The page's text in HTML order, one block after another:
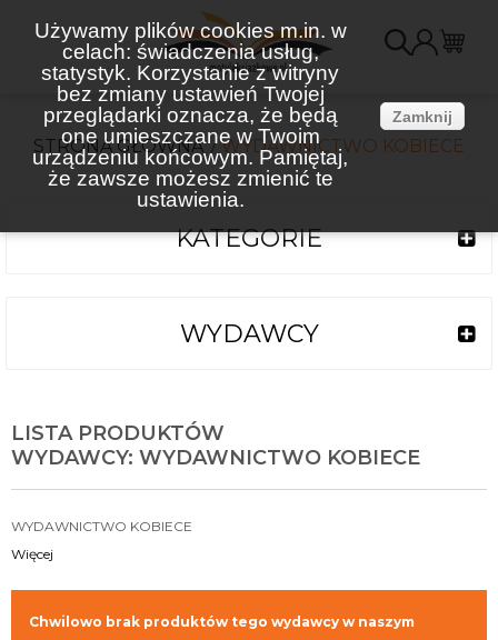
Używamy plików cookies m.in. w
celach: świadczenia usług,
statystyk. Korzystanie z witryny
bez zmiany ustawień Twojej
przeglądarki oznacza, że będą
one umieszczane w Twoim
urządzeniu końcowym. Pamiętaj,
że zawsze możesz zmienić te
ustawienia.
Zamknij
STRONA GŁÓWNA WYDAWNICTWO KOBIECE
KATEGORIE
WYDAWCY
LISTA PRODUKTÓW
WYDAWCY: WYDAWNICTWO KOBIECE
WYDAWNICTWO KOBIECE
Więcej
Chwilowo brak produktów tego wydawcy w naszym